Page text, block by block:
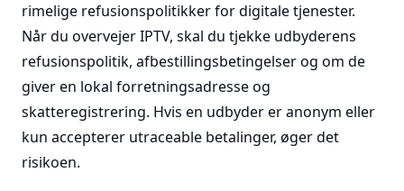
rimelige refusionspolitikker for digitale tjenester.
Når du overvejer IPTV, skal du tjekke udbyderens
refusionspolitik, afbestillingsbetingelser og om de
giver en lokal forretningsadresse og
skatteregistrering. Hvis en udbyder er anonym eller
kun accepterer utraceable betalinger, øger det
risikoen.